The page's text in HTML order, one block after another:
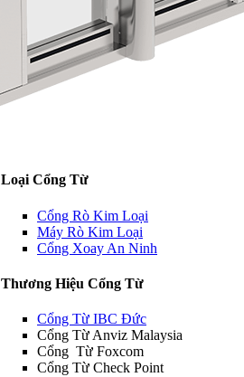
Loại Cổng Từ
Cổng Rò Kim Loại
Máy Rò Kim Loại
Cổng Xoay An Ninh
Thương Hiệu Cổng Từ
Cổng Từ IBC Đức
Cổng Từ Anviz Malaysia
Cổng Từ Foxcom
Cổng Từ Check Point